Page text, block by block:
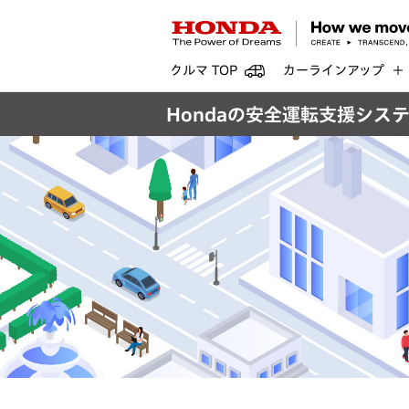
クルマ TOP カーラインアップ
Hondaの安全運転支援シス